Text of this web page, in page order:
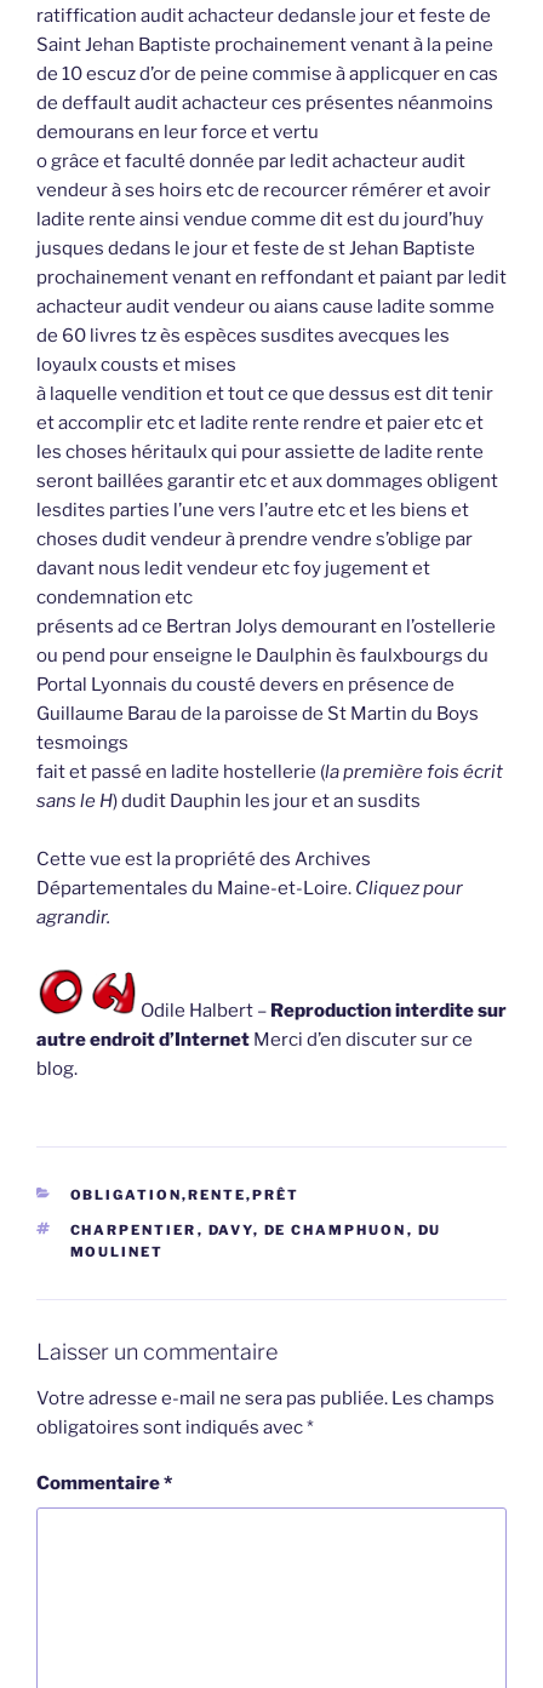
ratiffication audit achacteur dedansle jour et feste de
Saint Jehan Baptiste prochainement venant à la peine
de 10 escuz d’or de peine commise à applicquer en cas
de deffault audit achacteur ces présentes néanmoins
demourans en leur force et vertu
o grâce et faculté donnée par ledit achacteur audit
vendeur à ses hoirs etc de recourcer rémérer et avoir
ladite rente ainsi vendue comme dit est du jourd’huy
jusques dedans le jour et feste de st Jehan Baptiste
prochainement venant en reffondant et paiant par ledit
achacteur audit vendeur ou aians cause ladite somme
de 60 livres tz ès espèces susdites avecques les
loyaulx cousts et mises
à laquelle vendition et tout ce que dessus est dit tenir
et accomplir etc et ladite rente rendre et paier etc et
les choses héritaulx qui pour assiette de ladite rente
seront baillées garantir etc et aux dommages obligent
lesdites parties l’une vers l’autre etc et les biens et
choses dudit vendeur à prendre vendre s’oblige par
davant nous ledit vendeur etc foy jugement et
condemnation etc
présents ad ce Bertran Jolys demourant en l’ostellerie
ou pend pour enseigne le Daulphin ès faulxbourgs du
Portal Lyonnais du cousté devers en présence de
Guillaume Barau de la paroisse de St Martin du Boys
tesmoings
fait et passé en ladite hostellerie (la première fois écrit
sans le H) dudit Dauphin les jour et an susdits
Cette vue est la propriété des Archives
Départementales du Maine-et-Loire. Cliquez pour
agrandir.
Odile Halbert – Reproduction interdite sur
autre endroit d’Internet Merci d’en discuter sur ce
blog.
CATÉGORIES
OBLIGATION,RENTE,PRÊT
ÉTIQUETTES
CHARPENTIER , DAVY, DE CHAMPHUON , DU
MOULINET
Laisser un commentaire
Votre adresse e-mail ne sera pas publiée. Les champs
obligatoires sont indiqués avec*
Commentaire*